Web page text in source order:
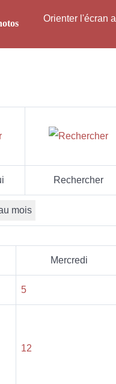
Orienter l'écran
Rechercher
mois
Mercredi
5
12